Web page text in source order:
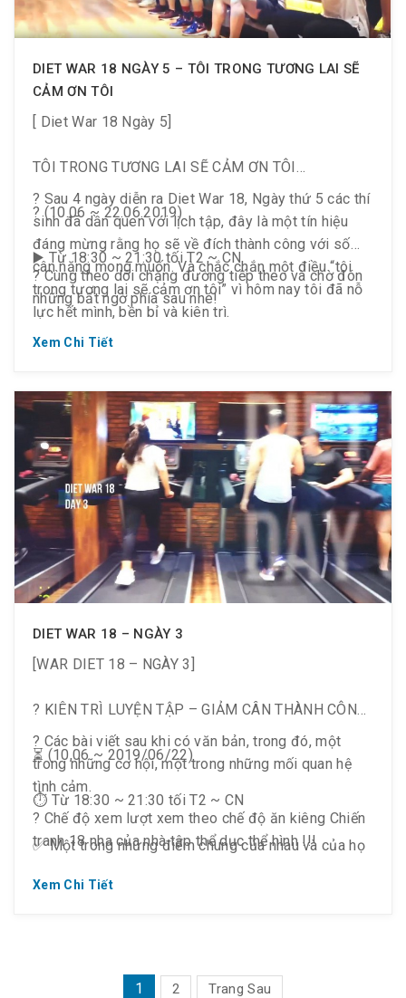
DIET WAR 18 NGÀY 5 – TÔI TRONG TƯƠNG LAI SẼ
CẢM ƠN TÔI
[ Diet War 18 Ngày 5]
TÔI TRONG TƯƠNG LAI SẼ CẢM ƠN TÔI
? (10.06 ~ 22.06.2019)
▶️ Từ 18:30 ~ 21:30 tối T2 ~ CN
? Sau 4 ngày diễn ra Diet War 18, Ngày thứ 5 các thí
sinh đã dần quen với lịch tập, đây là một tín hiệu
đáng mừng rằng họ sẽ về đích thành công với số
cân nặng mong muốn. Và chắc chắn một điều “tôi
trong tương lai sẽ cảm ơn tôi” vì hôm nay tôi đã nỗ
lực hết mình, bền bỉ và kiên trì.
? Cùng theo dõi chặng đường tiếp theo và chờ đón
những bất ngờ phía sau nhé!
Xem Chi Tiết
DIET WAR 18 – NGÀY 3
[WAR DIET 18 – NGÀY 3]
? KIÊN TRÌ LUYỆN TẬP – GIẢM CÂN THÀNH CÔNG
⏳ (10,06 ~ 2019/06/22)
⏱ Từ 18:30 ~ 21:30 tối T2 ~ CN
✅ Một trong những điểm chung của nhau và của họ
? Các bài viết sau khi có văn bản, trong đó, một
trong những cơ hội, một trong những mối quan hệ
tình cảm.
? Chế độ xem lượt xem theo chế độ ăn kiêng Chiến
tranh 18 nha của nhà tập thể dục thể hình !!!
Xem Chi Tiết
PHÂN
1 2 Trang Sau